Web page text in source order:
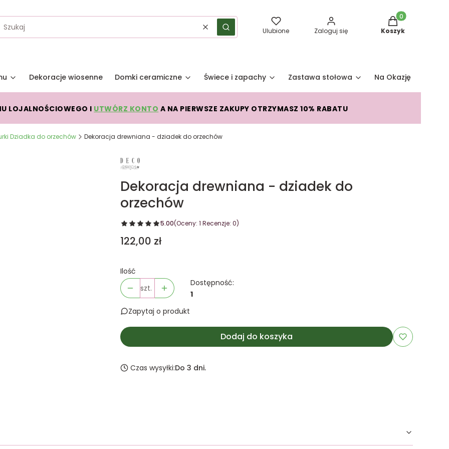
WyczyśćSzukaj Ulubione Zaloguj się
Produkty w
Koszyk
Dekoracje wiosenne Domki ceramiczne Świece i zapachy Zastawa stołowa Na Okazję
LOJALNOŚCIOWEGO I UTWÓRZ KONTO A NA PIERWSZE ZAKUPY OTRZYMASZ 10% RABATU
Dziadka do orzechów Dekoracja drewniana - dziadek do orzechów
Dekoracja drewniana - dziadek do
orzechów
5.00(Oceny: 1 Recenzje: 0)
Cena
122,00 zł
Ilość
szt.
Dostępność:
1
Zapytaj o produkt
Dodaj do koszyka
Czas wysyłki:Do 3 dni.